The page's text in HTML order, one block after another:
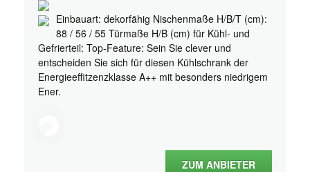
Einbauart: dekorfähig Nischenmaße H/B/T (cm):
88 / 56 / 55 Türmaße H/B (cm) für Kühl- und
Gefrierteil: Top-Feature: Sein Sie clever und
entscheiden Sie sich für diesen Kühlschrank der
Energieeffitzenzklasse A++ mit besonders niedrigem
Ener.
ZUM ANBIETER